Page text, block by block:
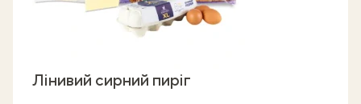
Лінивий сирний пиріг